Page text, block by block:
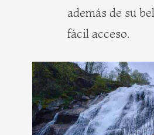
además de su
fácil acceso.